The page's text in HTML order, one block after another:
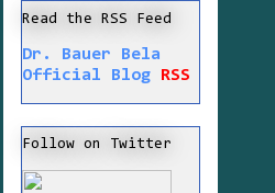
Read the RSS Feed
Dr. Bauer Bela
Official Blog
RSS
Follow on Twitter